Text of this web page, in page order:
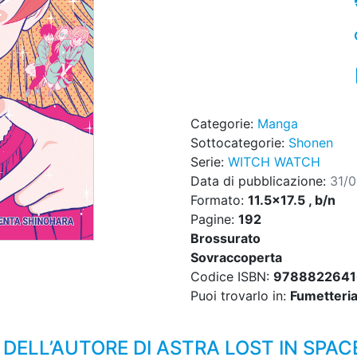
Categorie: Manga
Sottocategorie: Shonen
Serie: WITCH WATCH
Data di pubblicazione: 31/
Formato: 11.5x17.5 , b/n
Pagine: 192
Brossurato
Sovraccoperta
Codice ISBN:
Puoi trovarlo in:
DI ASTRA LOST IN